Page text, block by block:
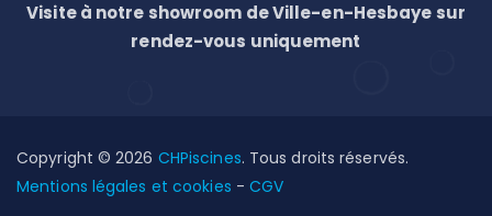
Visite à notre showroom de Ville-en-Hesbaye sur
rendez-vous uniquement
Copyright © 2026 CHPiscines. Tous droits réservés.
Mentions légales et cookies -CGV